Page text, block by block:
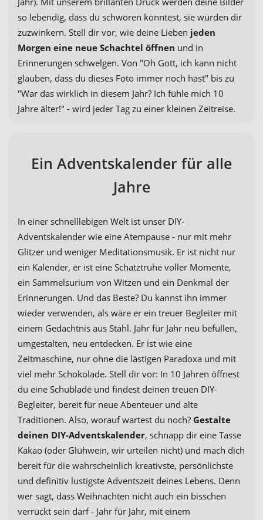
so lebendig, dass du schwören könntest, sie würden dir
zuzwinkern. Stell dir vor, wie deine Lieben jeden
Morgen eine neue Schachtel öffnen und in
Erinnerungen schwelgen. Von "Oh Gott, ich kann nicht
glauben, dass du dieses Foto immer noch hast" bis zu
"War das wirklich in diesem Jahr? Ich fühle mich 10
Jahre älter!" - wird jeder Tag zu einer kleinen Zeitreise.
Ein Adventskalender für alle
Jahre
In einer schnelllebigen Welt ist unser DIY-
Adventskalender wie eine Atempause - nur mit mehr
Glitzer und weniger Meditationsmusik. Er ist nicht nur
ein Kalender, er ist eine Schatztruhe voller Momente,
ein Sammelsurium von Witzen und ein Denkmal der
Erinnerungen. Und das Beste? Du kannst ihn immer
wieder verwenden, als wäre er ein treuer Begleiter mit
einem Gedächtnis aus Stahl. Jahr für Jahr neu befüllen,
umgestalten, neu entdecken. Er ist wie eine
Zeitmaschine, nur ohne die lästigen Paradoxa und mit
viel mehr Schokolade. Stell dir vor: In 10 Jahren öffnest
du eine Schublade und findest deinen treuen DIY-
Begleiter, bereit für neue Abenteuer und alte
Traditionen. Also, worauf wartest du noch? Gestalte
deinen DIY-Adventskalender, schnapp dir eine Tasse
Kakao (oder Glühwein, wir urteilen nicht) und mach dich
bereit für die wahrscheinlich kreativste, persönlichste
und definitiv lustigste Adventszeit deines Lebens. Denn
wer sagt, dass Weihnachten nicht auch ein bisschen
verrückt sein darf - Jahr für Jahr, mit einem